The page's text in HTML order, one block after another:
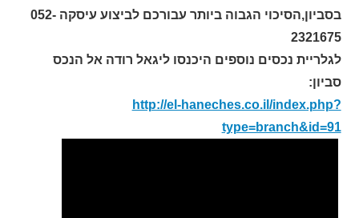
בסביון,הסיכוי הגבוה ביותר עבורכם לביצוע עיסקה 052-
2321675
לגלריית נכסים נוספים היכנסו ליגאל רודה אל הנכס
סביון:
http://el-haneches.co.il/index.php?
type=branch&id=91